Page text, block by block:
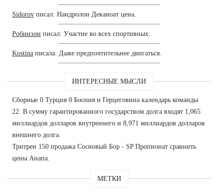
Sidorov писал: Нандролон Деканоат цена.
Робинзон писал: Участие во всех спортивных.
Kostina писала: Даже предпочтительнее двигаться.
ИНТЕРЕСНЫЕ МЫСЛИ
Сборные 0 Турция 0 Босния и Герцеговина календарь команды
22. В сумму гарантированного государством долга входят 1,065
миллиардов долларов внутреннего и 8,971 миллиардов долларов
внешнего долга.
Тритрен 150 продажа Сосновый Бор - SP Пропионат сравнить
цены Анапа.
МЕТКИ